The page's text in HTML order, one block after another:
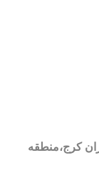
کرج،منطقه